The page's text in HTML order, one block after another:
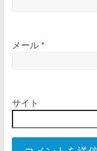
メール *
サイト